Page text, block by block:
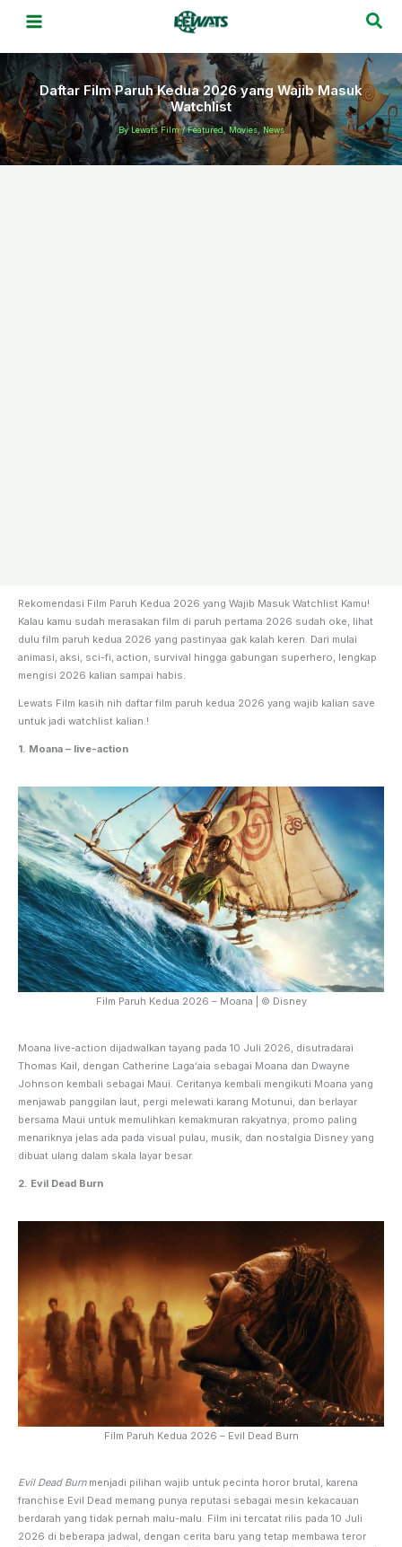
Daftar Film Paruh Kedua 2026 yang Wajib Masuk
Watchlist
ByLewats Film/Featured, Movies, News
Rekomendasi Film Paruh Kedua 2026 yang Wajib Masuk Watchlist Kamu!
Kalau kamu sudah merasakan film di paruh pertama 2026 sudah oke, lihat
dulu film paruh kedua 2026 yang pastinyaa gak kalah keren. Dari mulai
animasi, aksi, sci-fi, action, survival hingga gabungan superhero, lengkap
mengisi 2026 kalian sampai habis.
Lewats Film kasih nih daftar film paruh kedua 2026 yang wajib kalian save
untuk jadi watchlist kalian.!
1. Moana – live-action
Film Paruh Kedua 2026 – Moana | © Disney
Moana live-action dijadwalkan tayang pada 10 Juli 2026, disutradarai
Thomas Kail, dengan Catherine Lagaʻaia sebagai Moana dan Dwayne
Johnson kembali sebagai Maui. Ceritanya kembali mengikuti Moana yang
menjawab panggilan laut, pergi melewati karang Motunui, dan berlayar
bersama Maui untuk memulihkan kemakmuran rakyatnya; promo paling
menariknya jelas ada pada visual pulau, musik, dan nostalgia Disney yang
dibuat ulang dalam skala layar besar.
2. Evil Dead Burn
Film Paruh Kedua 2026 – Evil Dead Burn
Evil Dead Burnmenjadi pilihan wajib untuk pecinta horor brutal, karena
franchise Evil Dead memang punya reputasi sebagai mesin kekacauan
berdarah yang tidak pernah malu-malu. Film ini tercatat rilis pada 10 Juli
2026 di beberapa jadwal, dengan cerita baru yang tetap membawa teror